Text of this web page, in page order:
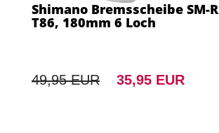
Shimano Bremsscheibe SM-R
T86, 180mm 6 Loch
49,95 EUR 35,95 EUR